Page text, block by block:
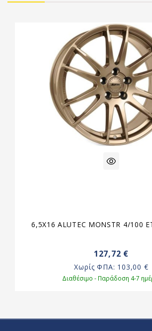
6,5X16 ALUTEC MONSTR 4/100
127,72 €
Χωρίς ΦΠΑ: 103,00 €
Διαθέσιμο - Παράδοση 4-7